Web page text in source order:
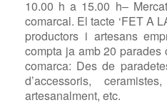
10.00 h a 15.00 h–
comarcal. El tacte ‘FET A
productors i artesans
compta ja amb 20 parades
comarca: Des de
d’accessoris,
artesanalment, etc.